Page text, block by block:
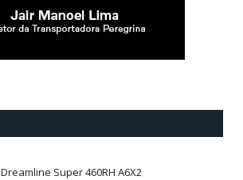
Dreamline Super 460RH A6X2